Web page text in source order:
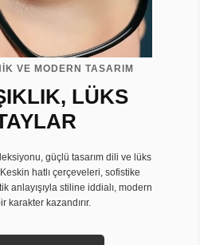
VE MODERN TASARIM
LÜKS
güçlü tasarım dili ve lüks
hatlı çerçeveleri, sofistike
anlayışıyla stiline iddialı, modern
karakter kazandırır.